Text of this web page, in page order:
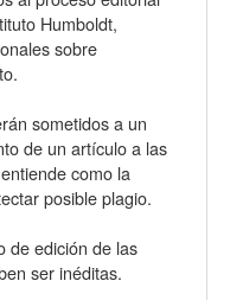
Humboldt,
sobre
sometidos a un
de un artículo a las
como la
posible plagio.
de edición de las
ser inéditas.